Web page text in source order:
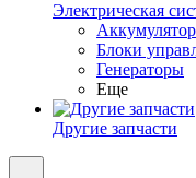
Электрическая
Блоки
Генераторы
Еще
Другие запчасти